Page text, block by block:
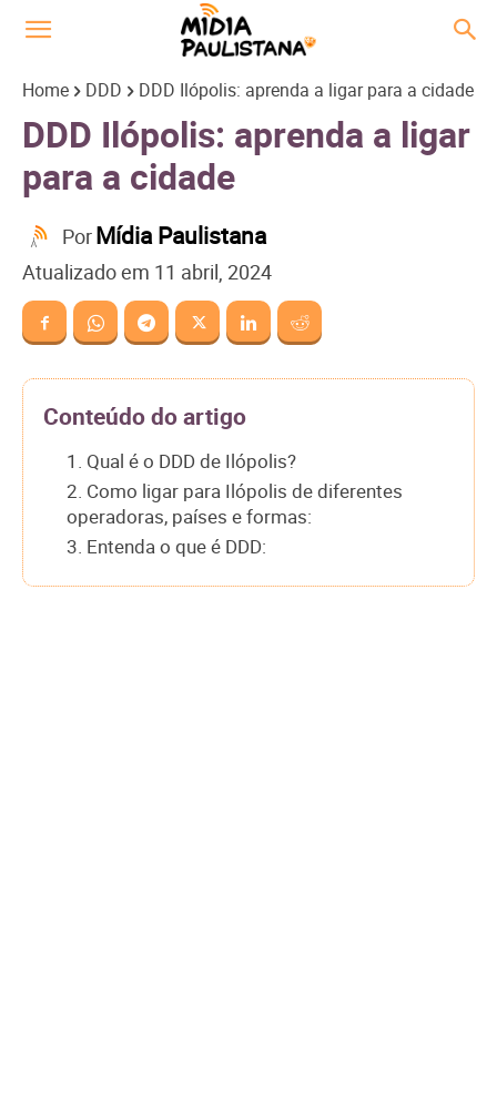
Home DDD DDD Ilópolis: aprenda a ligar para a cidade
DDD Ilópolis: aprenda a ligar
para a cidade
PorMídia Paulistana
Atualizado em 11 abril, 2024
Conteúdo do artigo
1. Qual é o DDD de Ilópolis?
2. Como ligar para Ilópolis de diferentes
operadoras, países e formas:
3. Entenda o que é DDD: